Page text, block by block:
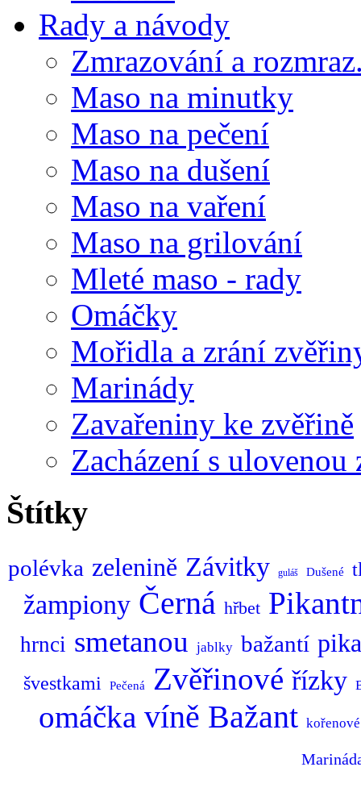
Rady a návody
Zmrazování a
Maso na minutky
Maso na pečení
Maso na dušení
Maso na vaření
Maso na grilování
Mleté maso - rady
Omáčky
Mořidla a zrání
Marinády
Zavařeniny ke zvěřině
Zacházení s ulovenou
Štítky
polévka zelenině Závitky guláš Dušené
žampiony Černá hřbet
hrnci smetanou jablky bažantí
švestkami Pečená Zvěřinové řízky
omáčka víně Bažant kořenové